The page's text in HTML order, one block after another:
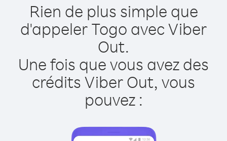
Rien de plus simple que
d'appeler Togo avec Viber
Out.
Une fois que vous avez des
crédits Viber Out, vous
pouvez :